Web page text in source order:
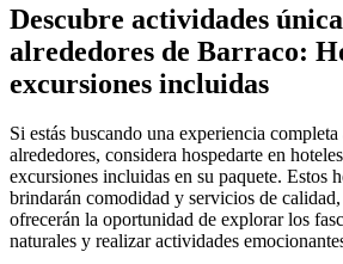
Descubre actividades
alrededores de Barraco:
excursiones incluidas
Si estás buscando una experiencia
alrededores, considera hospedarte en
excursiones incluidas en su paquete. Estos
brindarán comodidad y servicios de
ofrecerán la oportunidad de explorar los
naturales y realizar actividades